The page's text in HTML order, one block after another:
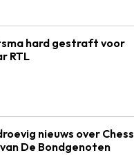
hard gestraft voor
RTL
nieuws over Chess
De Bondgenoten